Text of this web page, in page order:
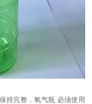
持完整，氧气瓶 必须使用